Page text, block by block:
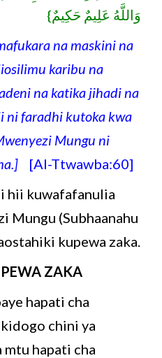
وَاللَّهُ عَلِيمٌ حَكِيمٌ}
na maskini na
karibu na
na katika jihadi na
ni faradhi kutoka kwa
Mungu ni
[Al-Ttwawba:60]
hii kuwafafanulia
Mungu (Subhaanahu
kupewa zaka.
ZAKA
hapati cha
chini ya
mtu hapati cha